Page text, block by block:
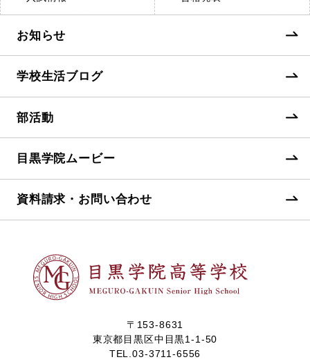
お知らせ
学校生活ブログ
部活動
目黒学院ムービー
資料請求・お問い合わせ
〒153-8631
東京都目黒区中目黒1-1-50
TEL.03-3711-6556